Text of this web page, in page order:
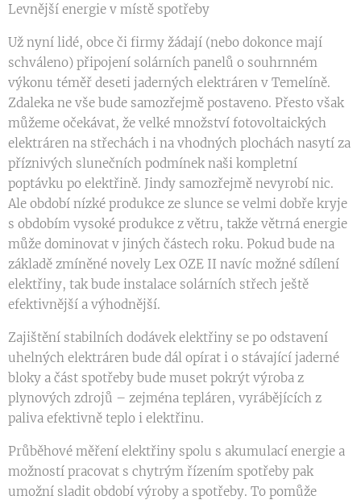
Levnější energie v místě spotřeby
Už nyní lidé, obce či firmy žádají (nebo dokonce mají
schváleno) připojení solárních panelů o souhrnném
výkonu téměř deseti jaderných elektráren v Temelíně.
Zdaleka ne vše bude samozřejmě postaveno. Přesto však
můžeme očekávat, že velké množství fotovoltaických
elektráren na střechách i na vhodných plochách nasytí za
příznivých slunečních podmínek naši kompletní
poptávku po elektřině. Jindy samozřejmě nevyrobí nic.
Ale období nízké produkce ze slunce se velmi dobře kryje
s obdobím vysoké produkce z větru, takže větrná energie
může dominovat v jiných částech roku. Pokud bude na
základě zmíněné novely Lex OZE II navíc možné sdílení
elektřiny, tak bude instalace solárních střech ještě
efektivnější a výhodnější.
Zajištění stabilních dodávek elektřiny se po odstavení
uhelných elektráren bude dál opírat i o stávající jaderné
bloky a část spotřeby bude muset pokrýt výroba z
plynových zdrojů – zejména tepláren, vyrábějících z
paliva efektivně teplo i elektřinu.
Průběhové měření elektřiny spolu s akumulací energie a
možností pracovat s chytrým řízením spotřeby pak
umožní sladit období výroby a spotřeby. To pomůže